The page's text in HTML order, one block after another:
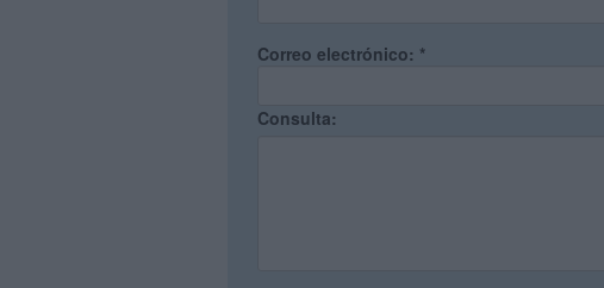
Correo electrónico: *
Consulta: